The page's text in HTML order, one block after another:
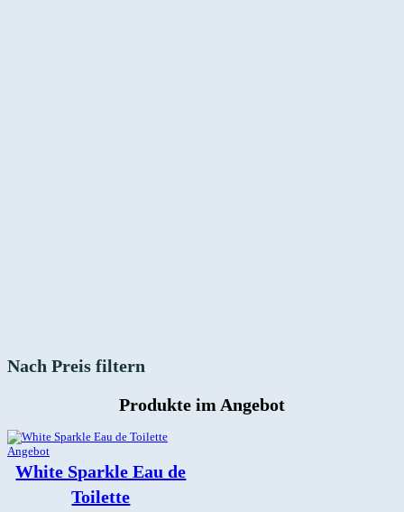
Nach Preis filtern
Produkte im Angebot
AngebotProdukt
Angebot
White Sparkle Eau de
Toilette